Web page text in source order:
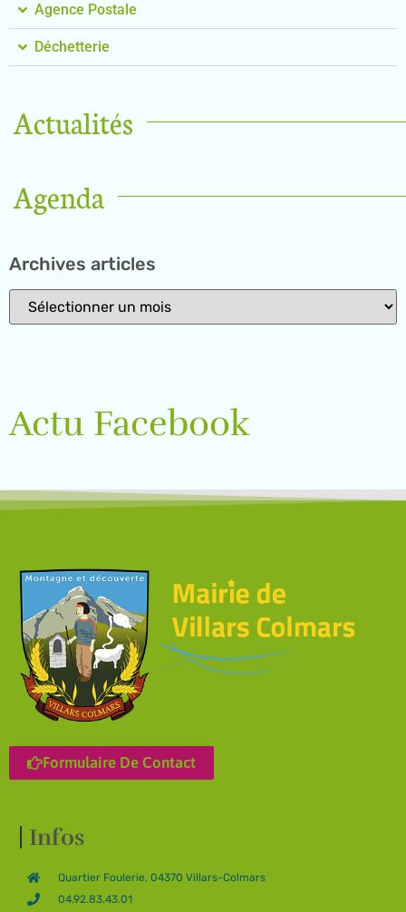
Agence Postale
Déchetterie
Actualités
Agenda
Archives articles
Actu Facebook
Formulaire De Contact
Infos
Quartier Foulerie, 04370 Villars-Colmars
04.92.83.43.01